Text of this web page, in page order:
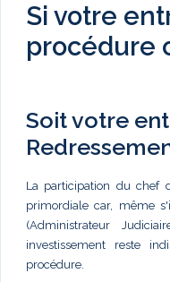
Si votre
procédure
Soit votre
La participation du chef
primordiale car, même
(Administrateur
investissement reste
procédure.